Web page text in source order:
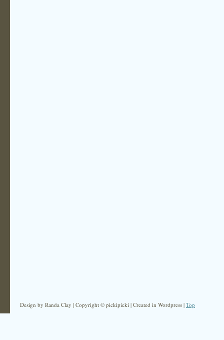
Design by Randa Clay | Copyright © pickipicki | Created in Wordpress | Top